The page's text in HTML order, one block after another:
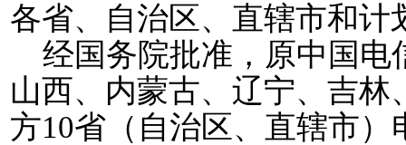
各省、自治区、直辖市和计
经国务院批准，原中国
山西、内蒙古、辽宁、吉
方10省（自治区、直辖市